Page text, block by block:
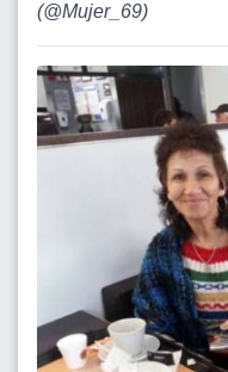
(@Mujer_69)